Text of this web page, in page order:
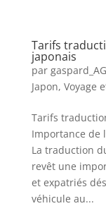
Tarifs
japonais
par
Japon, Voyage
Tarifs
Importance de
La traduction
revêt une
et expatriés
véhicule au...